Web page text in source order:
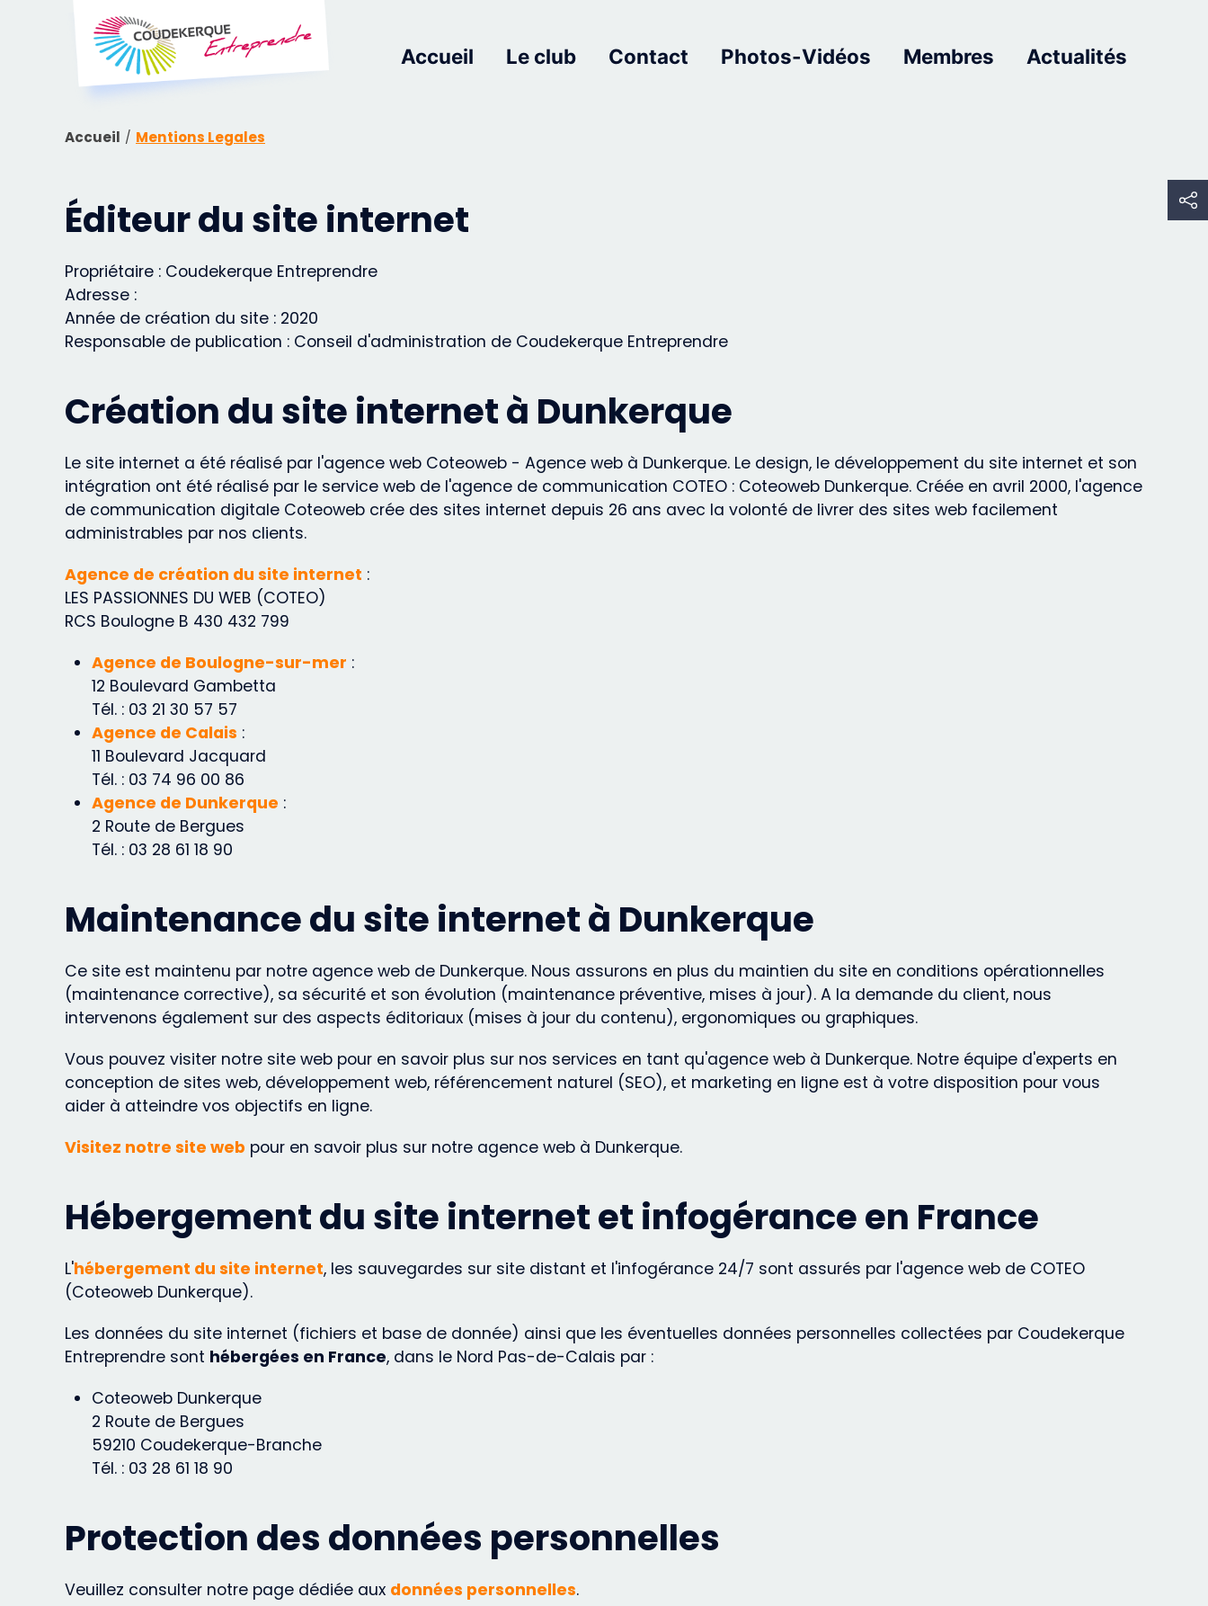
Accueil Le club Contact Photos-Vidéos Membres Actualités
Accueil Mentions Legales
Éditeur du site internet
Propriétaire : Coudekerque Entreprendre
Adresse :
Année de création du site : 2020
Responsable de publication : Conseil d'administration de Coudekerque Entreprendre
Création du site internet à Dunkerque
Le site internet a été réalisé par l'agence web Coteoweb - Agence web à Dunkerque. Le design, le développement du site internet et son
intégration ont été réalisé par le service web de l'agence de communication COTEO : Coteoweb Dunkerque. Créée en avril 2000, l'agence
de communication digitale Coteoweb crée des sites internet depuis 26 ans avec la volonté de livrer des sites web facilement
administrables par nos clients.
Agence de création du site internet :
LES PASSIONNES DU WEB (COTEO)
RCS Boulogne B 430 432 799
Agence de Boulogne-sur-mer :
12 Boulevard Gambetta
Tél. : 03 21 30 57 57
Agence de Calais :
11 Boulevard Jacquard
Tél. : 03 74 96 00 86
Agence de Dunkerque :
2 Route de Bergues
Tél. : 03 28 61 18 90
Maintenance du site internet à Dunkerque
Ce site est maintenu par notre agence web de Dunkerque. Nous assurons en plus du maintien du site en conditions opérationnelles
(maintenance corrective), sa sécurité et son évolution (maintenance préventive, mises à jour). A la demande du client, nous
intervenons également sur des aspects éditoriaux (mises à jour du contenu), ergonomiques ou graphiques.
Vous pouvez visiter notre site web pour en savoir plus sur nos services en tant qu'agence web à Dunkerque. Notre équipe d'experts en
conception de sites web, développement web, référencement naturel (SEO), et marketing en ligne est à votre disposition pour vous
aider à atteindre vos objectifs en ligne.
Visitez notre site web pour en savoir plus sur notre agence web à Dunkerque.
Hébergement du site internet et infogérance en France
L'hébergement du site internet, les sauvegardes sur site distant et l'infogérance 24/7 sont assurés par l'agence web de COTEO
(Coteoweb Dunkerque).
Les données du site internet (fichiers et base de donnée) ainsi que les éventuelles données personnelles collectées par Coudekerque
Entreprendre sont hébergées en France, dans le Nord Pas-de-Calais par :
Coteoweb Dunkerque
2 Route de Bergues
59210 Coudekerque-Branche
Tél. : 03 28 61 18 90
Protection des données personnelles
Veuillez consulter notre page dédiée aux données personnelles.